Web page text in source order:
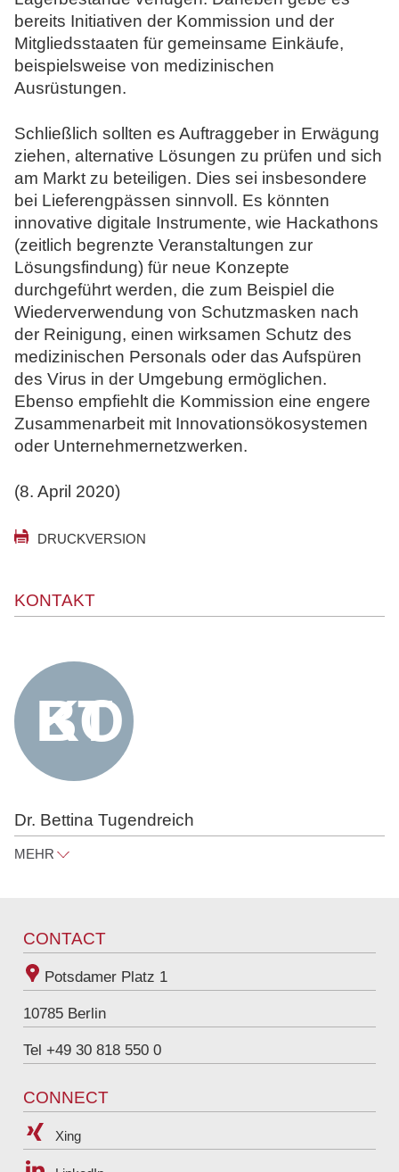
bereits Initiativen der Kommission und der
Mitgliedsstaaten für gemeinsame Einkäufe,
beispielsweise von medizinischen
Ausrüstungen.
Schließlich sollten es Auftraggeber in Erwägung
ziehen, alternative Lösungen zu prüfen und sich
am Markt zu beteiligen. Dies sei insbesondere
bei Lieferengpässen sinnvoll. Es könnten
innovative digitale Instrumente, wie Hackathons
(zeitlich begrenzte Veranstaltungen zur
Lösungsfindung) für neue Konzepte
durchgeführt werden, die zum Beispiel die
Wiederverwendung von Schutzmasken nach
der Reinigung, einen wirksamen Schutz des
medizinischen Personals oder das Aufspüren
des Virus in der Umgebung ermöglichen.
Ebenso empfiehlt die Kommission eine engere
Zusammenarbeit mit Innovationsökosystemen
oder Unternehmernetzwerken.
(8. April 2020)
DRUCKVERSION
KONTAKT
Dr. Bettina Tugendreich
MEHR
Tel +49 30 818 550 365
CONTACT
Potsdamer Platz 1
10785 Berlin
Tel +49 30 818 550 0
CONNECT
Xing